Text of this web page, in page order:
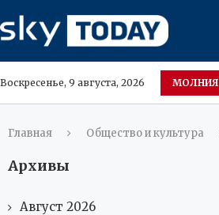
Воскресенье, 9 августа, 2026 МОЛНИЯ
Главная Общество и культура
Архивы
Август 2026